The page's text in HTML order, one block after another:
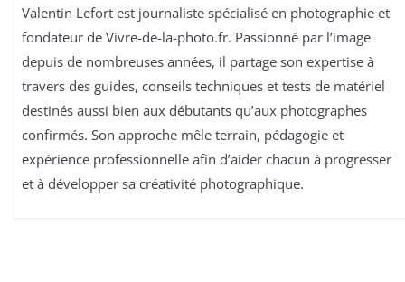
Valentin Lefort est journaliste spécialisé en photographie et
fondateur de Vivre-de-la-photo.fr. Passionné par l’image
depuis de nombreuses années, il partage son expertise à
travers des guides, conseils techniques et tests de matériel
destinés aussi bien aux débutants qu’aux photographes
confirmés. Son approche mêle terrain, pédagogie et
expérience professionnelle afin d’aider chacun à progresser
et à développer sa créativité photographique.